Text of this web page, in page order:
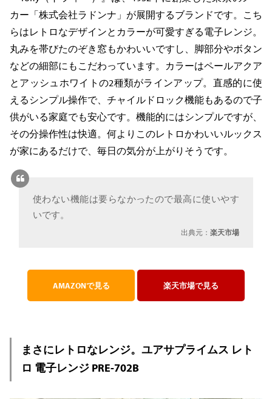
カー「株式会社ラドンナ」が展開するブランドです。こち
らはレトロなデザインとカラーが可愛すぎる電子レンジ。
丸みを帯びたのぞき窓もかわいいですし、脚部分やボタン
などの細部にもこだわっています。カラーはペールアクア
とアッシュホワイトの2種類がラインアップ。直感的に使
えるシンプル操作で、チャイルドロック機能もあるので子
供がいる家庭でも安心です。機能的にはシンプルですが、
その分操作性は快適。何よりこのレトロかわいいルックス
が家にあるだけで、毎日の気分が上がりそうです。
使わない機能は要らなかったので最高に使いやす
いです。
出典元：楽天市場
AMAZONで見る 楽天市場で見る
まさにレトロなレンジ。ユアサプライムス レト
ロ 電子レンジ PRE-702B